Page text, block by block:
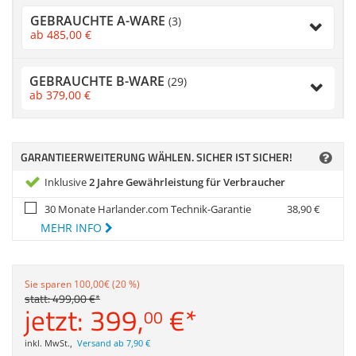
Merkzettel
GEBRAUCHTE A-WARE (3)
ab 485,00 €
GEBRAUCHTE B-WARE (29)
ab 379,00 €
GARANTIEERWEITERUNG WÄHLEN. SICHER IST SICHER!
Inklusive2 Jahre Gewährleistung für Verbraucher
30 Monate Harlander.com Technik-Garantie
38,90€
MEHR INFO
Sie sparen 100,00€ (20 %)
statt:499,00€*
jetzt: 399,00 €*
inkl. MwSt., Versand ab 7,90 €